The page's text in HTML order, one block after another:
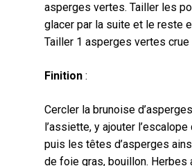
asperges vertes. Tailler les
glacer par la suite et le reste
Tailler 1 asperges vertes crue
Finition :
Cercler la brunoise
l’assiette, y ajouter
puis les têtes d’asperges
de foie gras, bouillon. Herbes